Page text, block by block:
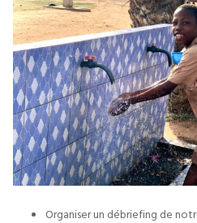
Organiser un débriefing de